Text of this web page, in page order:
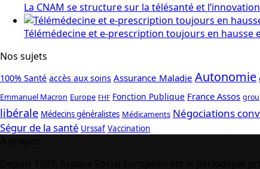
La CNAM se structure sur la télésanté et
Télémédecine et e-prescription toujours en hausse
Nos sujets
100% Santé accès aux soins Assurance Maladie Autonomie
Emmanuel Macron Europe FHF Fonction Publique France Assos
libérale Médecins généralistes Médicaments Négociations
Ségur de la santé Urssaf Vaccination